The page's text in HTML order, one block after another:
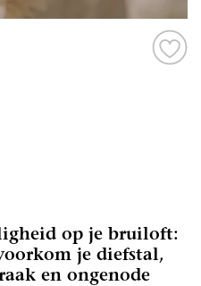
op je bruiloft:
je diefstal,
en ongenode